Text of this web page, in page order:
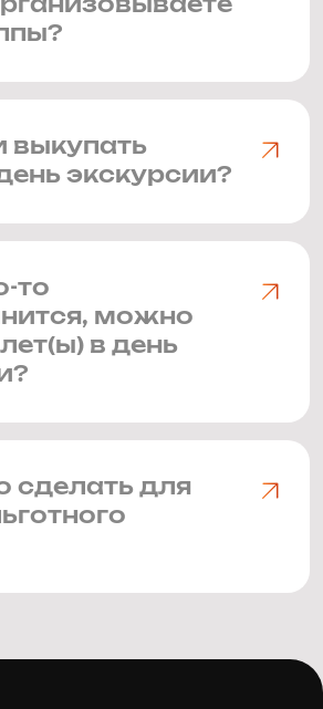
выкупать
экскурсии?
то
можно
в день
сделать для